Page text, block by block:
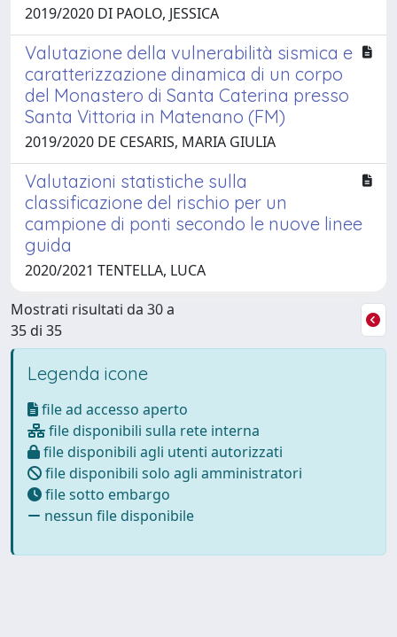
2019/2020 DI PAOLO, JESSICA
Valutazione della vulnerabilità sismica e
caratterizzazione dinamica di un corpo
del Monastero di Santa Caterina presso
Santa Vittoria in Matenano (FM)
2019/2020 DE CESARIS, MARIA GIULIA
Valutazioni statistiche sulla
classificazione del rischio per un
campione di ponti secondo le nuove linee
guida
2020/2021 TENTELLA, LUCA
Mostrati risultati da 30 a
35 di 35
Legenda icone
file ad accesso aperto
file disponibili sulla rete interna
file disponibili agli utenti autorizzati
file disponibili solo agli amministratori
file sotto embargo
nessun file disponibile